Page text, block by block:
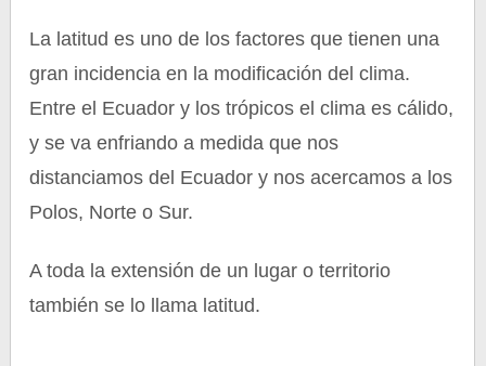
La latitud es uno de los factores que tienen una
gran incidencia en la modificación del clima.
Entre el Ecuador y los trópicos el clima es cálido,
y se va enfriando a medida que nos
distanciamos del Ecuador y nos acercamos a los
Polos, Norte o Sur.
A toda la extensión de un lugar o territorio
también se lo llama latitud.